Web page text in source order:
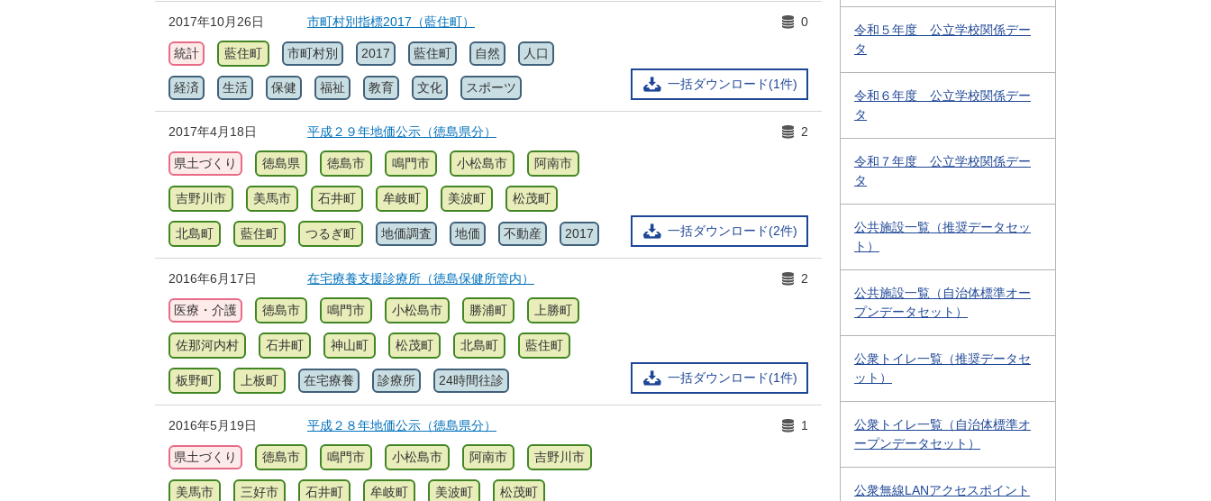
2017年10月26日 市町村別指標2017（藍住町）
一括ダウンロード(1件)
0
統計 藍住町 市町村別 2017 藍住町 自然 人口
経済 生活 保健 福祉 教育 文化 スポーツ
2017年4月18日 平成２９年地価公示（徳島県分）
一括ダウンロード(2件)
2
県土づくり 徳島県 徳島市 鳴門市 小松島市 阿南市
吉野川市 美馬市 石井町 牟岐町 美波町 松茂町
北島町 藍住町 つるぎ町 地価調査 地価 不動産 2017
2016年6月17日 在宅療養支援診療所（徳島保健所管内）
一括ダウンロード(1件)
2
医療・介護 徳島市 鳴門市 小松島市 勝浦町 上勝町
佐那河内村 石井町 神山町 松茂町 北島町 藍住町
板野町 上板町 在宅療養 診療所 24時間往診
2016年5月19日 平成２８年地価公示（徳島県分） 1
県土づくり 徳島市 鳴門市 小松島市 阿南市 吉野川市
美馬市 三好市 石井町 牟岐町 美波町 松茂町
令和５年度 公立学校関係デー
タ
令和６年度 公立学校関係デー
タ
令和７年度 公立学校関係デー
タ
公共施設一覧（推奨データセッ
ト）
公共施設一覧（自治体標準オー
プンデータセット）
公衆トイレ一覧（推奨データセ
ット）
公衆トイレ一覧（自治体標準オ
ープンデータセット）
公衆無線LANアクセスポイント